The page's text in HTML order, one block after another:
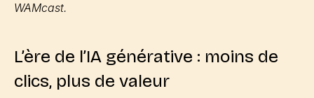
WAMcast.
L’ère de l’IA générative : moins de
clics, plus de valeur